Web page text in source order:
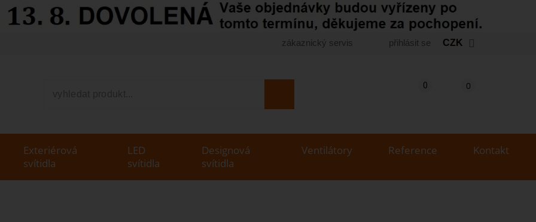
zákaznický servis přihlásit se CZK
0
(prázdný)
0
Porovnání produktů
Exteriérová
svítidla
LED
svítidla
Designová
svítidla
Ventilátory Reference Kontakt